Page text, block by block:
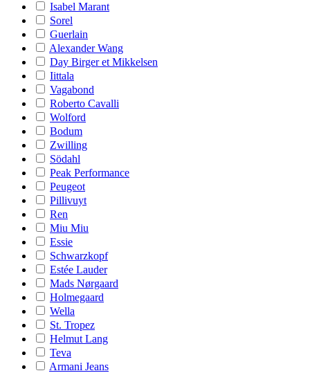
Isabel Marant
Sorel
Guerlain
Alexander Wang
Day Birger et Mikkelsen
Iittala
Vagabond
Roberto Cavalli
Wolford
Bodum
Zwilling
Södahl
Peak Performance
Peugeot
Pillivuyt
Ren
Miu Miu
Essie
Schwarzkopf
Estée Lauder
Mads Nørgaard
Holmegaard
Wella
St. Tropez
Helmut Lang
Teva
Armani Jeans